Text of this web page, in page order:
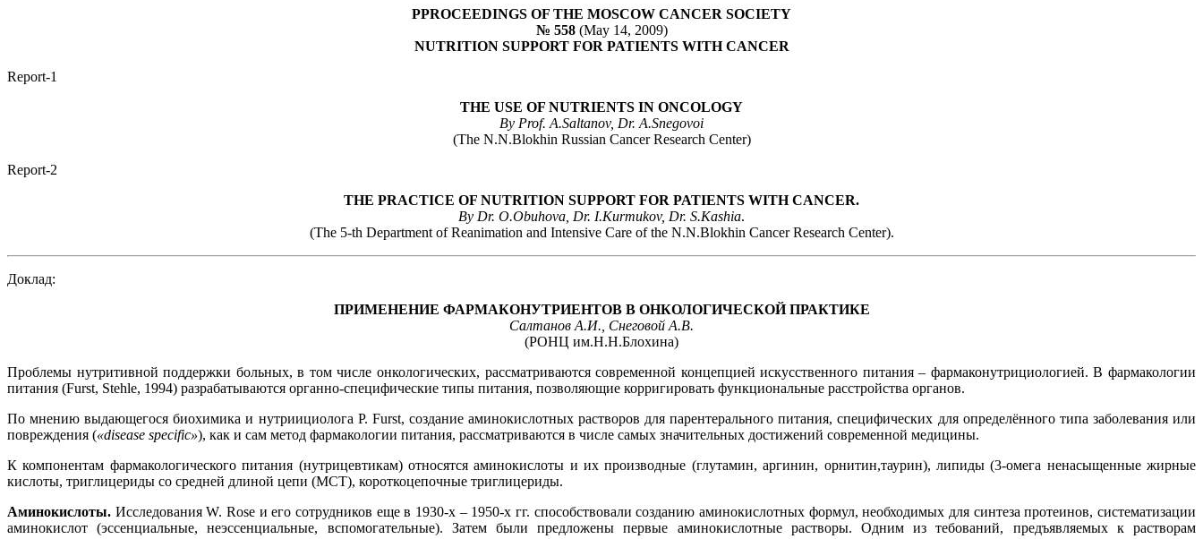
PPROCEEDINGS OF THE MOSCOW CANCER SOCIETY
№ 558(May 14, 2009)
NUTRITION SUPPORT FOR PATIENTS WITH CANCER
Report-1
THE USE OF NUTRIENTS IN ONCOLOGY
By Prof. A.Saltanov, Dr. A.Snegovoi
(The N.N.Blokhin Russian Cancer Research Center)
Report-2
THE PRACTICE OF NUTRITION SUPPORT FOR PATIENTS WITH CANCER.
By Dr. O.Obuhova, Dr. I.Kurmukov, Dr. S.Kashia.
(The 5-th Department of Reanimation and Intensive Care of the N.N.Blokhin Cancer Research Center).
Доклад:
ПРИМЕНЕНИЕ ФАРМАКОНУТРИЕНТОВ В ОНКОЛОГИЧЕСКОЙ ПРАКТИКЕ
Салтанов А.И., Снеговой А.В.
(РОНЦ им.Н.Н.Блохина)
Проблемы нутритивной поддержки больных, в том числе онкологических, рассматриваются современной концепцией искусственного питания – фармаконутрициологией. В фармакологии
питания (Furst, Stehle, 1994) разрабатываются органно-специфические типы питания, позволяющие корригировать функциональные расстройства органов.
По мнению выдающегося биохимика и нутриициолога Р. Furst, создание аминокислотных растворов для парентерального питания, специфических для определённого типа заболевания или
повреждения («disease specific»), как и сам метод фармакологии питания, рассматриваются в числе самых значительных достижений современной медицины.
К компонентам фармакологического питания (нутрицевтикам) относятся аминокислоты и их производные (глутамин, аргинин, орнитин,таурин), липиды (3-омега ненасыщенные жирные
кислоты, триглицериды со средней длиной цепи (МСТ), короткоцепочные триглицериды.
Аминокислоты. Исследования W. Rose и его сотрудников еще в 1930-х – 1950-х гг. способствовали созданию аминокислотных формул, необходимых для синтеза протеинов, систематизации
аминокислот (эссенциальные, неэссенциальные, вспомогательные). Затем были предложены первые аминокислотные растворы. Одним из тебований, предъявляемых к растворам